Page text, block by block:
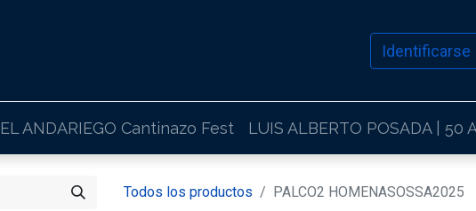
Identificarse
EL ANDARIEGO Cantinazo Fest LUIS ALBERTO POSADA | 50
Todos los productos PALCO2 HOMENASOSSA2025